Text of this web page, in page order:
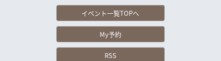
イベント一覧TOPへ
My予約
RSS